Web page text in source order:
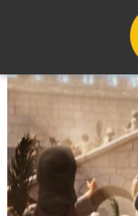
Lompat
konten